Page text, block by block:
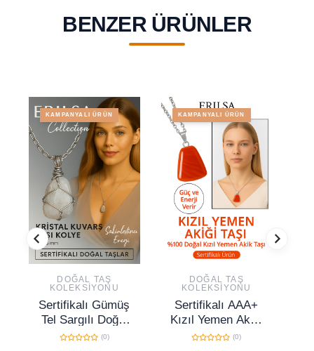
BENZER ÜRÜNLER
KAMPANYALI ÜRÜN
DOĞAL TAŞ
KOLEKSIYONU
Sertifikalı Gümüş
Tel Sargılı Doğal
Kristal Kuvars
(0)
KAMPANYALI ÜRÜN
DOĞAL TAŞ
KOLEKSIYONU
Sertifikalı AAA+
Kızıl Yemen Akiği
Kolye – Beşgen
(0)